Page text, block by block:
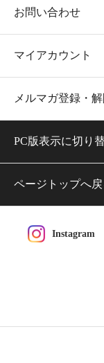
お問い合わせ
マイアカウント
メルマガ登録・
PC版表示に切り
ページトップへ戻
Instagram